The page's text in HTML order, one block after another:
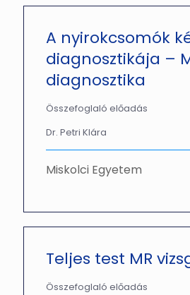
A nyirokcsomók
diagnosztikája –
diagnosztika
Összefoglaló előadás
Dr. Petri Klára
Miskolci Egyetem
Teljes test MR
Összefoglaló előadás